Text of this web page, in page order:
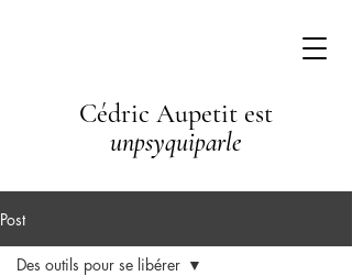
Cédric Aupetit est
unpsyquiparle
Post
Des outils pour se libérer